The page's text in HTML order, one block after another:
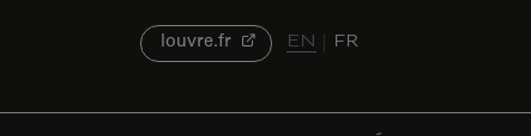
louvre.fr FR
EN